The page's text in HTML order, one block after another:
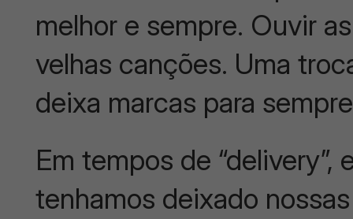
melhor e sempre. Ouvir
velhas canções. Uma
deixa marcas para
Em tempos de “delivery”,
tenhamos deixado